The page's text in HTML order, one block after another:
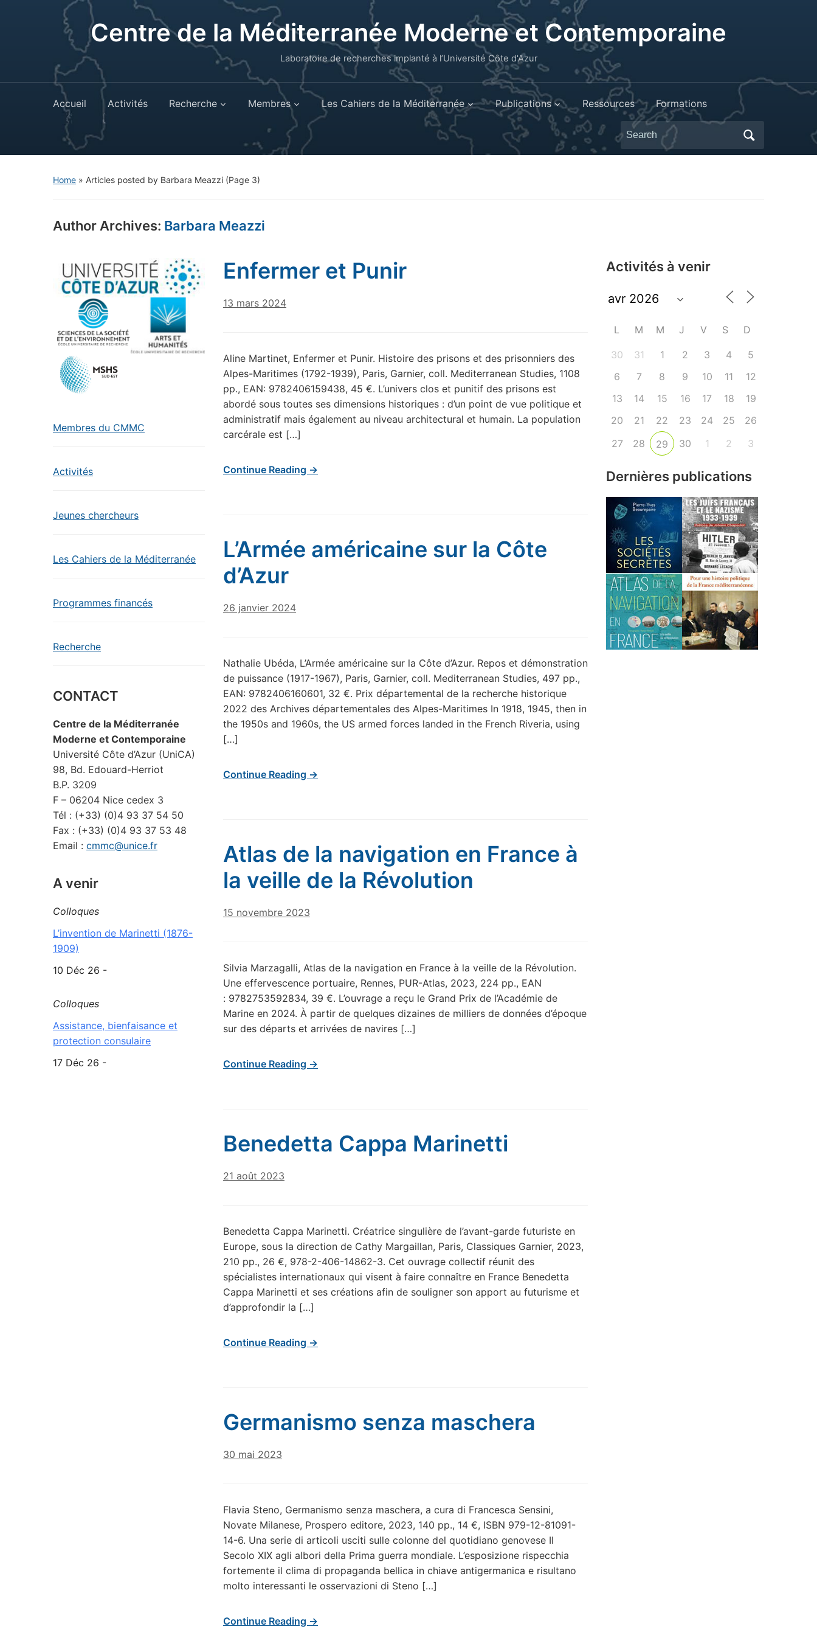
Centre de la Méditerranée Moderne et Contemporaine
Laboratoire de recherches implanté à l’Université Côte d'Azur
Accueil Activités Recherche Membres Les Cahiers de la Méditerranée Publications Ressources Formations
Search
for:
Home » Articles posted by Barbara Meazzi (Page 3)
Author Archives: Barbara Meazzi
Membres du CMMC
Activités
Jeunes chercheurs
Les Cahiers de la Méditerranée
Programmes financés
Recherche
CONTACT
Centre de la Méditerranée
Moderne et Contemporaine
Université Côte d’Azur (UniCA)
98, Bd. Edouard-Herriot
B.P. 3209
F – 06204 Nice cedex 3
Tél : (+33) (0)4 93 37 54 50
Fax : (+33) (0)4 93 37 53 48
Email : cmmc@unice.fr
A venir
Colloques
L’invention de Marinetti (1876-
1909)
10 Déc 26 -
Colloques
Assistance, bienfaisance et
protection consulaire
17 Déc 26 -
Enfermer et Punir
13 mars 2024
Aline Martinet, Enfermer et Punir. Histoire des prisons et des prisonniers des
Alpes-Maritimes (1792-1939), Paris, Garnier, coll. Mediterranean Studies, 1108
pp., EAN: 9782406159438, 45 €. L’univers clos et punitif des prisons est
abordé sous toutes ses dimensions historiques : d’un point de vue politique et
administratif mais également au niveau architectural et humain. La population
carcérale est […]
Continue Reading →
L’Armée américaine sur la Côte
d’Azur
26 janvier 2024
Nathalie Ubéda, L’Armée américaine sur la Côte d’Azur. Repos et démonstration
de puissance (1917-1967), Paris, Garnier, coll. Mediterranean Studies, 497 pp.,
EAN: 9782406160601, 32 €. Prix départemental de la recherche historique
2022 des Archives départementales des Alpes-Maritimes In 1918, 1945, then in
the 1950s and 1960s, the US armed forces landed in the French Riveria, using
[…]
Continue Reading →
Atlas de la navigation en France à
la veille de la Révolution
15 novembre 2023
Silvia Marzagalli, Atlas de la navigation en France à la veille de la Révolution.
Une effervescence portuaire, Rennes, PUR-Atlas, 2023, 224 pp., EAN
: 9782753592834, 39 €. L’ouvrage a reçu le Grand Prix de l’Académie de
Marine en 2024. À partir de quelques dizaines de milliers de données d’époque
sur des départs et arrivées de navires […]
Continue Reading →
Benedetta Cappa Marinetti
21 août 2023
Benedetta Cappa Marinetti. Créatrice singulière de l’avant-garde futuriste en
Europe, sous la direction de Cathy Margaillan, Paris, Classiques Garnier, 2023,
210 pp., 26 €, 978-2-406-14862-3. Cet ouvrage collectif réunit des
spécialistes internationaux qui visent à faire connaître en France Benedetta
Cappa Marinetti et ses créations afin de souligner son apport au futurisme et
d’approfondir la […]
Continue Reading →
Germanismo senza maschera
30 mai 2023
Flavia Steno, Germanismo senza maschera, a cura di Francesca Sensini,
Novate Milanese, Prospero editore, 2023, 140 pp., 14 €, ISBN 979-12-81091-
14-6. Una serie di articoli usciti sulle colonne del quotidiano genovese Il
Secolo XIX agli albori della Prima guerra mondiale. L’esposizione rispecchia
fortemente il clima di propaganda bellica in chiave antigermanica e risultano
molto interessanti le osservazioni di Steno […]
Continue Reading →
Activités à venir
L M M J V S D
30 31 1 2 3 4
5
6
7 8 9 10 11
12
13
14 15 16 17 18
19
20
21 22 23 24 25
26
27
28 29 30 1 2 3
Dernières publications